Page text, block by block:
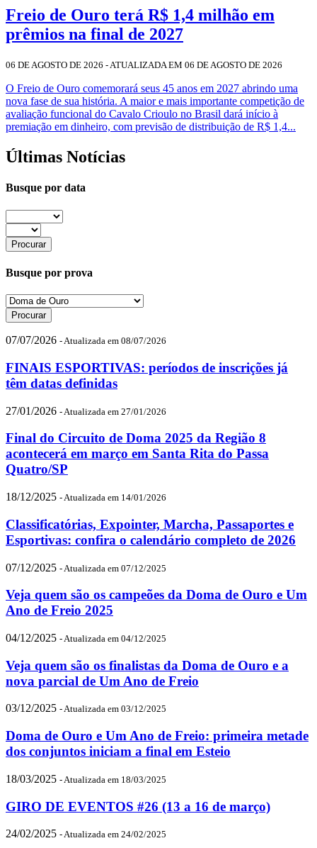
Freio de Ouro terá R$ 1,4 milhão em
prêmios na final de 2027
06 DE AGOSTO DE 2026 - ATUALIZADA EM 06 DE AGOSTO DE 2026
O Freio de Ouro comemorará seus 45 anos em 2027 abrindo uma
nova fase de sua história. A maior e mais importante competição de
avaliação funcional do Cavalo Crioulo no Brasil dará início à
premiação em dinheiro, com previsão de distribuição de R$ 1,4...
Últimas Notícias
Busque por data
Busque por prova
07/07/2026 - Atualizada em 08/07/2026
FINAIS ESPORTIVAS: períodos de inscrições já
têm datas definidas
27/01/2026 - Atualizada em 27/01/2026
Final do Circuito de Doma 2025 da Região 8
acontecerá em março em Santa Rita do Passa
Quatro/SP
18/12/2025 - Atualizada em 14/01/2026
Classificatórias, Expointer, Marcha, Passaportes e
Esportivas: confira o calendário completo de 2026
07/12/2025 - Atualizada em 07/12/2025
Veja quem são os campeões da Doma de Ouro e Um
Ano de Freio 2025
04/12/2025 - Atualizada em 04/12/2025
Veja quem são os finalistas da Doma de Ouro e a
nova parcial de Um Ano de Freio
03/12/2025 - Atualizada em 03/12/2025
Doma de Ouro e Um Ano de Freio: primeira metade
dos conjuntos iniciam a final em Esteio
18/03/2025 - Atualizada em 18/03/2025
GIRO DE EVENTOS #26 (13 a 16 de março)
24/02/2025 - Atualizada em 24/02/2025